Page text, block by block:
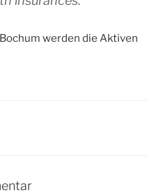
werden die Aktiven